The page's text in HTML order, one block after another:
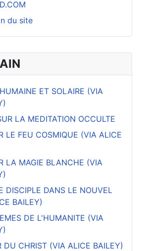
ET SOLAIRE (VIA
LA MEDITATION OCCULTE
LE FEU COSMIQUE (VIA ALICE
LA MAGIE BLANCHE (VIA
DISCIPLE DANS LE NOUVEL
BAILEY)
DE L'HUMANITE (VIA
DU CHRIST (VIA ALICE BAILEY)
du site